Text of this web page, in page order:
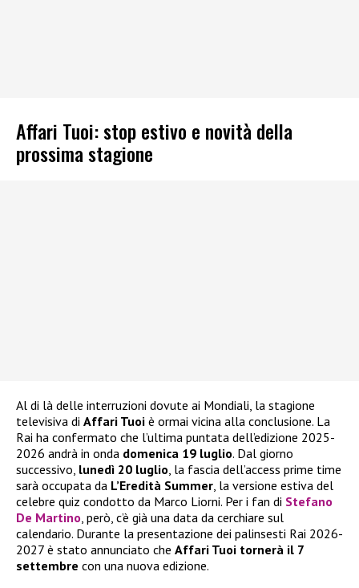
Affari Tuoi: stop estivo e novità della
prossima stagione
Al di là delle interruzioni dovute ai Mondiali, la stagione
televisiva di Affari Tuoi è ormai vicina alla conclusione. La
Rai ha confermato che l’ultima puntata dell’edizione 2025-
2026 andrà in onda domenica 19 luglio. Dal giorno
successivo, lunedì 20 luglio , la fascia dell’access prime time
sarà occupata da L’Eredità Summer , la versione estiva del
celebre quiz condotto da Marco Liorni. Per i fan di Stefano
De Martino , però, c’è già una data da cerchiare sul
calendario. Durante la presentazione dei palinsesti Rai 2026-
2027 è stato annunciato che Affari Tuoi tornerà il 7
settembre con una nuova edizione.